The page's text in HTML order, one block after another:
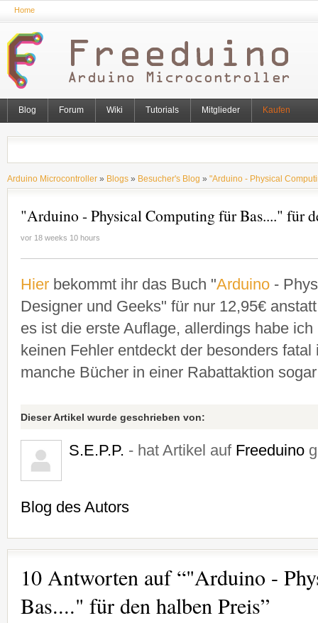
Home
Blog Forum Wiki Tutorials Mitglieder Kaufen
Arduino Microcontroller » Blogs » Besucher's Blog » "Arduino - Physical
"Arduino - Physical Computing für Bas...." für
vor 18 weeks 10 hours
Hier bekommt ihr das Buch "Arduino -
Designer und Geeks" für nur 12,95€
es ist die erste Auflage, allerdings habe
keinen Fehler entdeckt der besonders
manche Bücher in einer Rabattaktion
Dieser Artikel wurde geschrieben von:
S.E.P.P. - hat Artikel auf Freeduino
Blog des Autors
10 Antworten auf “"Arduino -
Bas...." für den halben Preis”